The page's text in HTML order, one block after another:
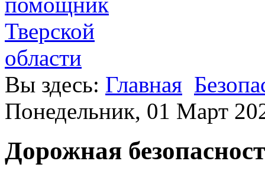
Вы здесь: Главная
Понедельник, 01 Март
Дорожная